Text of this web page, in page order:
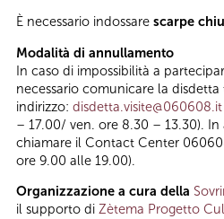
È necessario indossare scarpe
Modalità di annullamento
In caso di impossibilità a
necessario comunicare la
indirizzo: disdetta.visite@060608.it
– 17.00/ ven. ore 8.30 – 13.30).
chiamare il Contact Center
ore 9.00 alle 19.00).
Organizzazione a cura della
il supporto di Zètema Progetto